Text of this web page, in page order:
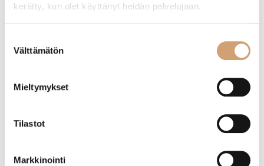
kerätty, kun olet käyttänyt heidän palvelujaan.
valinta
Välttämätön
Mieltymykset
Tilastot
Markkinointi
Heti saatavilla verkkokaupasta